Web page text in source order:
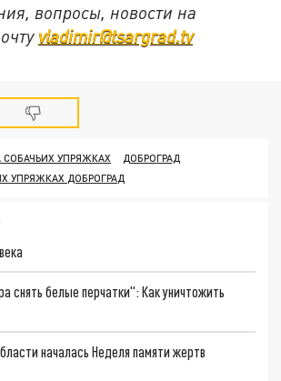
вопросы, новости на
vladimir@tsargrad.tv
СОБАЧЬИХ УПРЯЖКАХ
ДОБРОГРАД
УПРЯЖКАХ ДОБРОГРАД
снять белые перчатки": Как уничтожить
началась Неделя памяти жертв